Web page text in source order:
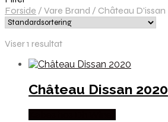
Forside / Vare Brand / Château D'issan
Viser 1 resultat
Château Dissan 2020